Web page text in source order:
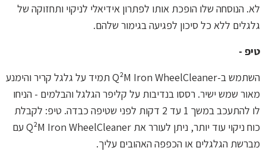
לא. הנוסחה שלו הופכת אותו לפתרון אידיאלי לניקוי ותחזוקה של
גלגלים ללא כל סיכון לפגיעה בגימור שלהם.
טיפ -
השתמש ב-Q²M Iron
WheelCleaner
תמיד על גלגל קריר והימנע
מאור שמש ישיר. רססו בנדיבות על קליפר הגלגל והבלמים - הניחו
לו להתעכב במשך 1 עד 2 דקות לפני שטיפה כבדה. טיפ: לקבלת
כוח ניקוי עוד יותר, ניתן לעורר את WheelCleaner
עם
מברשת הגלגלים או הכפפה האהובים עליך.